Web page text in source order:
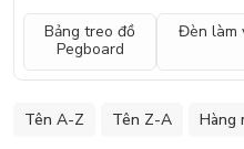
Bảng treo đồ
Pegboard
Đèn làm
Tên A-Z Tên Z-A Hàng